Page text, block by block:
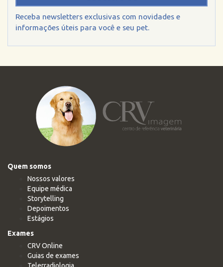
Receba newsletters exclusivas com novidades e
informações úteis para você e seu pet.
Quem somos
Nossos valores
Equipe médica
Storytelling
Depoimentos
Estágios
Exames
CRV Online
Guias de exames